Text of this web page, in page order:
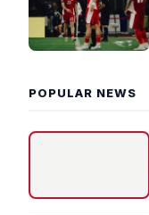
POPULAR NEWS